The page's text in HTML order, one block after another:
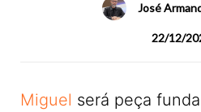
José
22/12/
Miguel será peça